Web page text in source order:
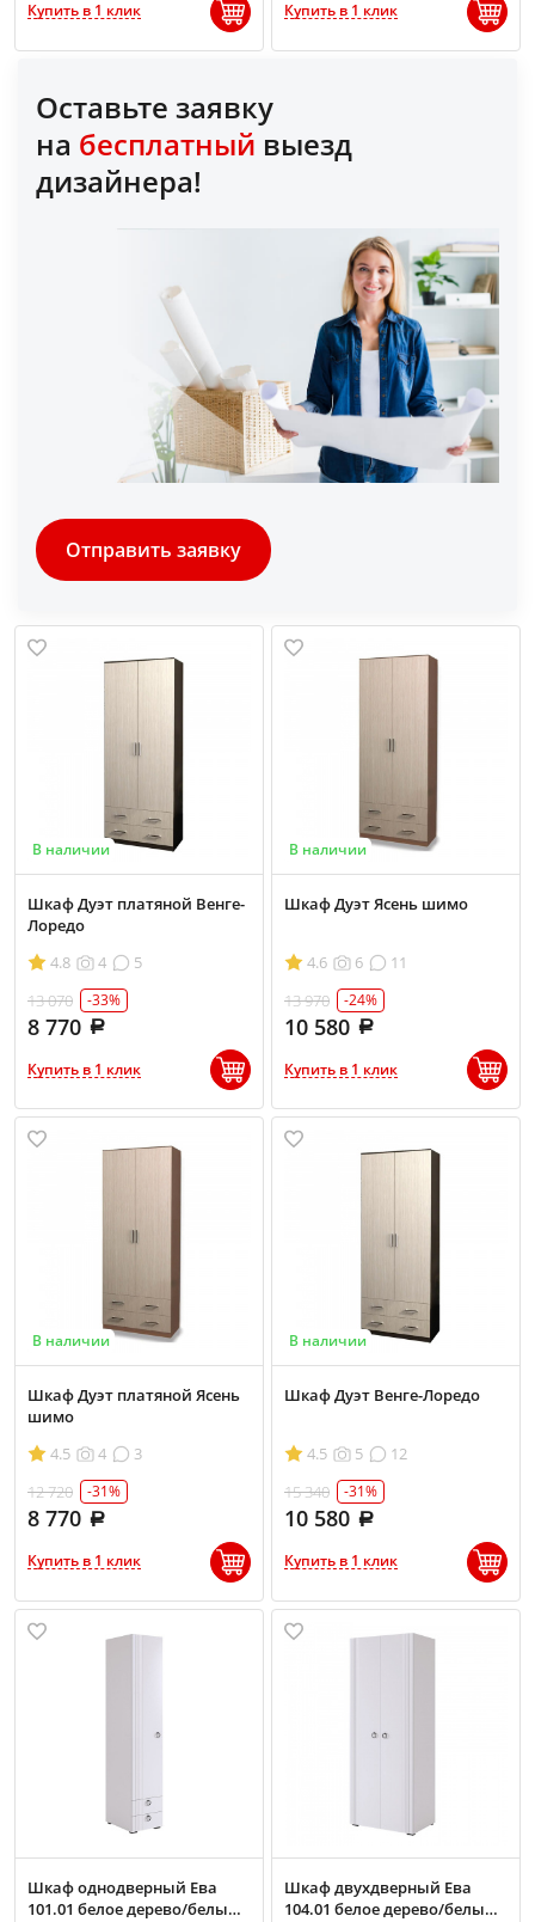
Купить в 1 клик Купить в 1 клик
Оставьте заявку
на бесплатный выезд
дизайнера!
Отправить заявку
В наличии
Шкаф Дуэт платяной Венге-
Лоредо
4.8
4
5
13 070
-33%
8 770
Купить в 1 клик
В наличии
Шкаф Дуэт Ясень шимо
4.6 6
11
13 970
-24%
10 580
Купить в 1 клик
В наличии
Шкаф Дуэт платяной Ясень
шимо
4.5
4
3
12 720
-31%
8 770
Купить в 1 клик
В наличии
Шкаф Дуэт Венге-Лоредо
4.5 5
12
15 340
-31%
10 580
Купить в 1 клик
Шкаф однодверный Ева
101.01 белое дерево/белый
Шкаф двухдверный Ева
104.01 белое дерево/белый